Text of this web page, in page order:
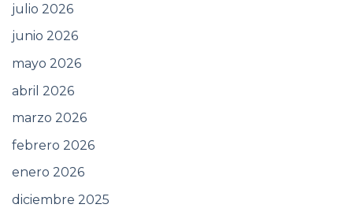
julio 2026
junio 2026
mayo 2026
abril 2026
marzo 2026
febrero 2026
enero 2026
diciembre 2025